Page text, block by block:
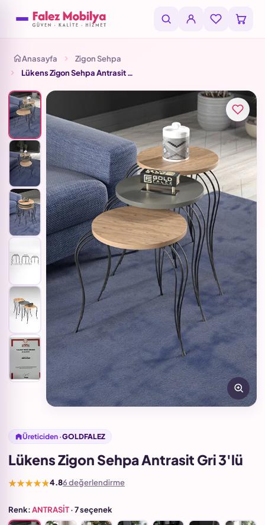
Anasayfa
Zigon Sehpa
Lükens Zigon Sehpa Antrasit Gri 3'lü
Üreticiden ·GOLDFALEZ
Lükens Zigon Sehpa Antrasit Gri 3'lü
★★★★★4.86 değerlendirme
Renk:ANTRASİT· 7 seçenek